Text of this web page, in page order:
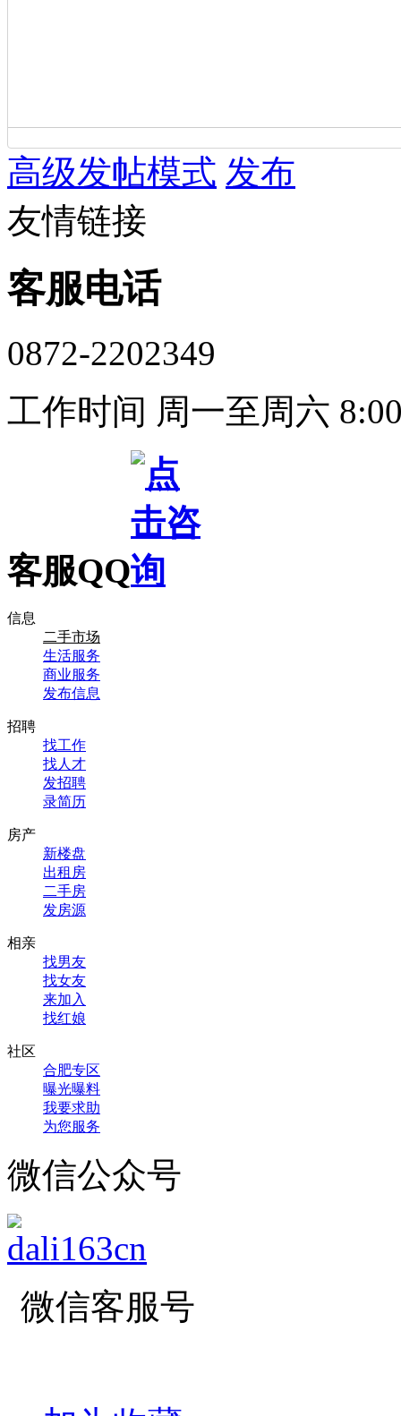
高级发帖模式 发布
友情链接
客服电话
0872-2202349
工作时间 周一至周六
客服QQ
信息
二手市场
生活服务
商业服务
发布信息
招聘
找工作
找人才
发招聘
录简历
房产
新楼盘
出租房
二手房
发房源
相亲
找男友
找女友
来加入
找红娘
社区
合肥专区
曝光曝料
我要求助
为您服务
微信公众号
微信客服号